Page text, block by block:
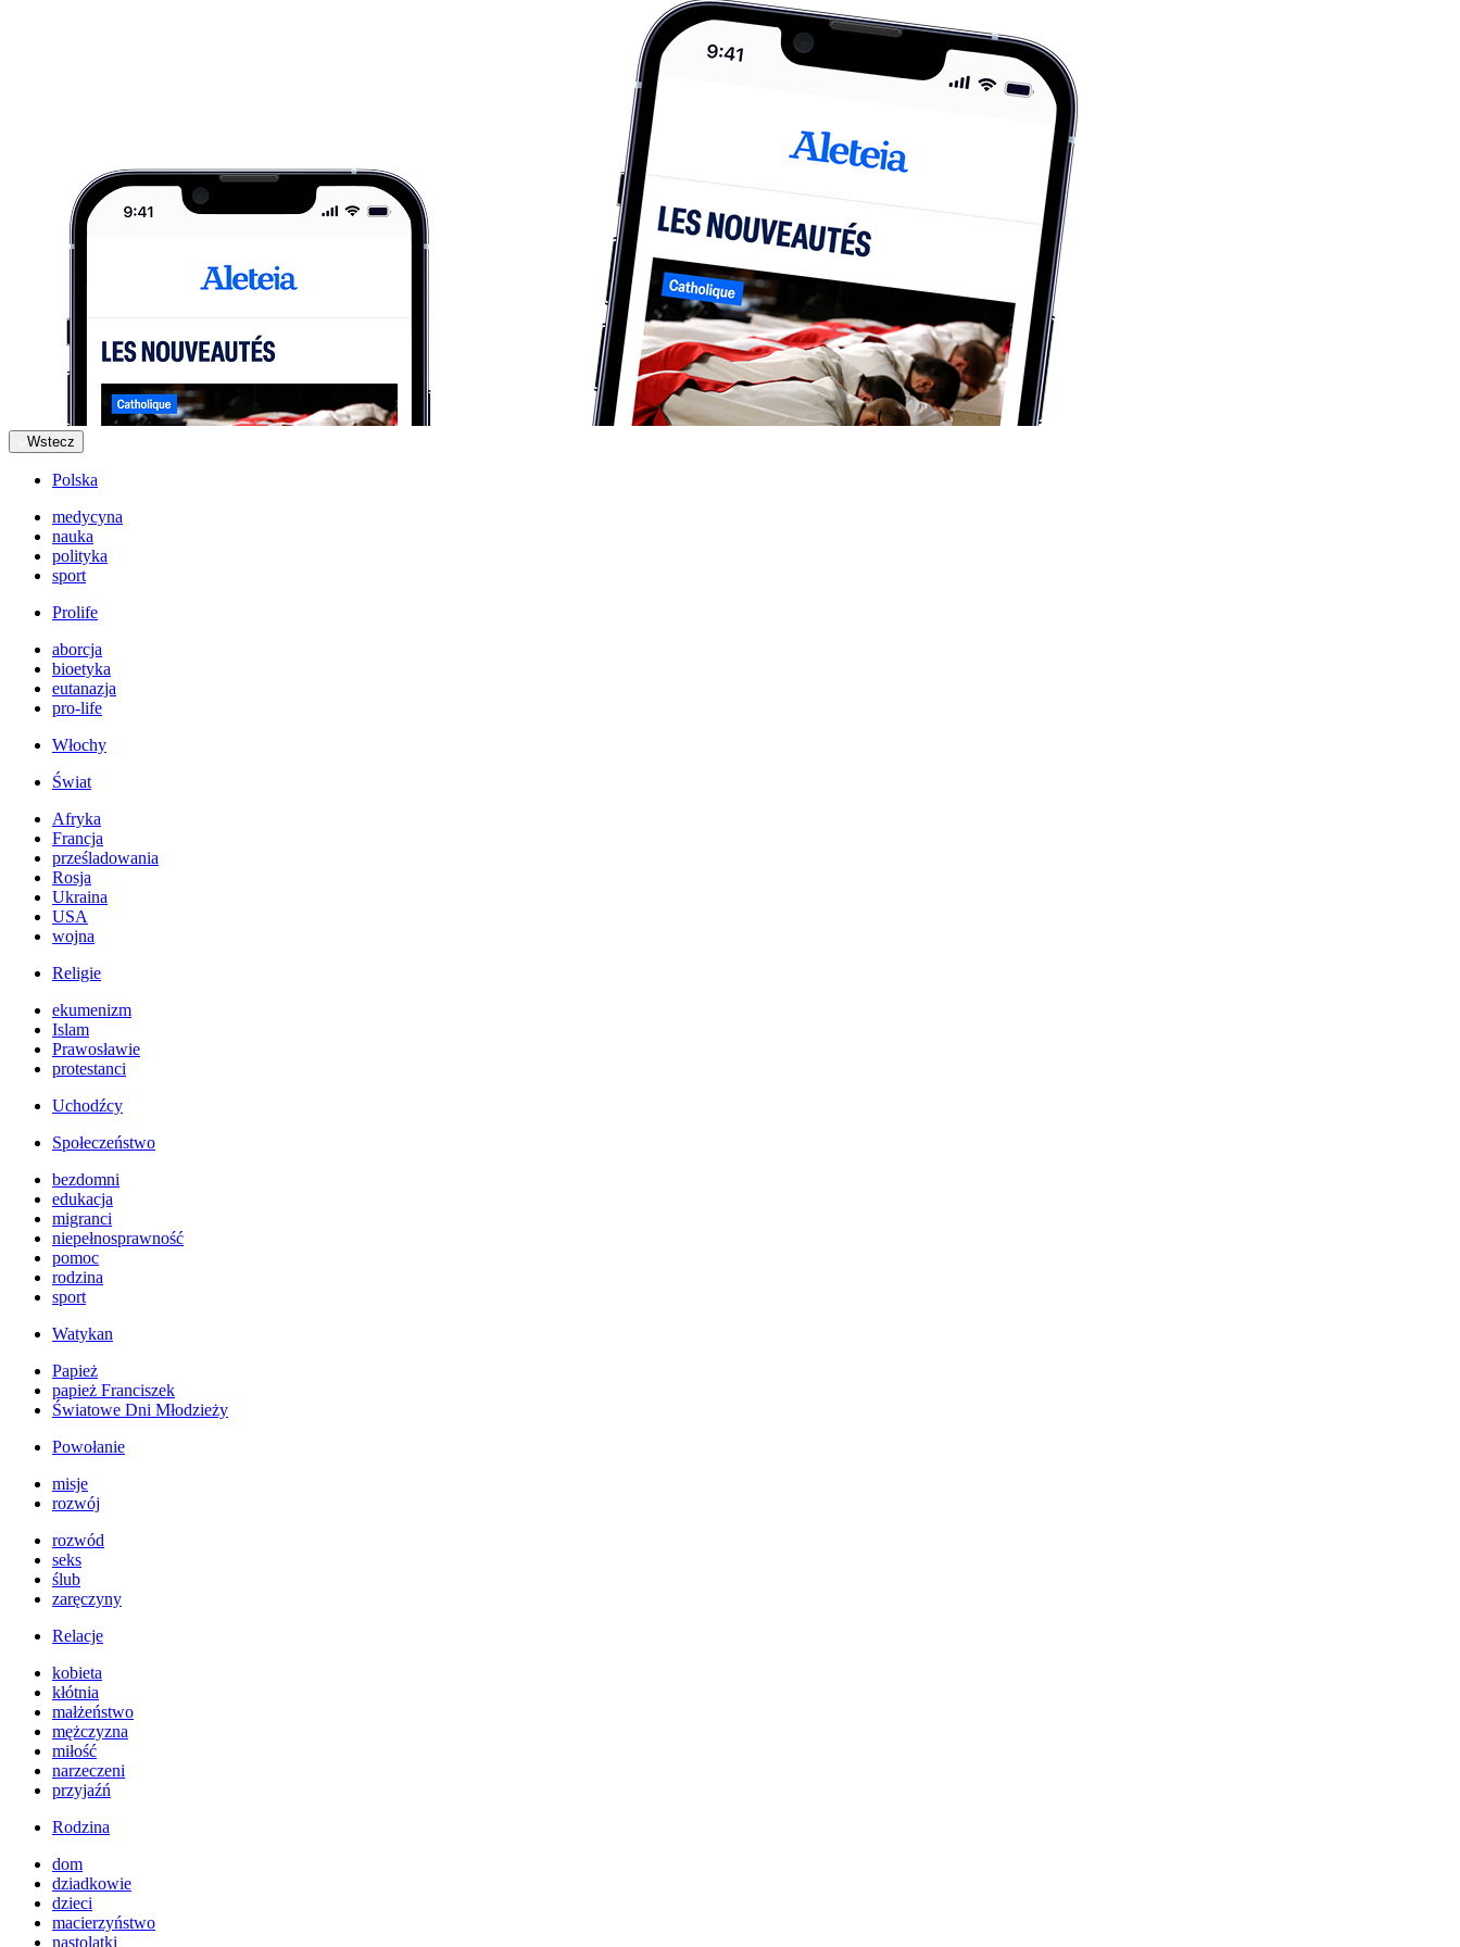
Wstecz
Polska
medycyna
nauka
polityka
sport
Prolife
aborcja
bioetyka
eutanazja
pro-life
Włochy
Świat
Afryka
Francja
prześladowania
Rosja
Ukraina
USA
wojna
Religie
ekumenizm
Islam
Prawosławie
protestanci
Uchodźcy
Społeczeństwo
bezdomni
edukacja
migranci
niepełnosprawność
pomoc
rodzina
sport
Watykan
Papież
papież Franciszek
Światowe Dni Młodzieży
Powołanie
misje
rozwój
rozwód
seks
ślub
zaręczyny
Relacje
kobieta
kłótnia
małżeństwo
mężczyzna
miłość
narzeczeni
przyjaźń
Rodzina
dom
dziadkowie
dzieci
macierzyństwo
nastolatki